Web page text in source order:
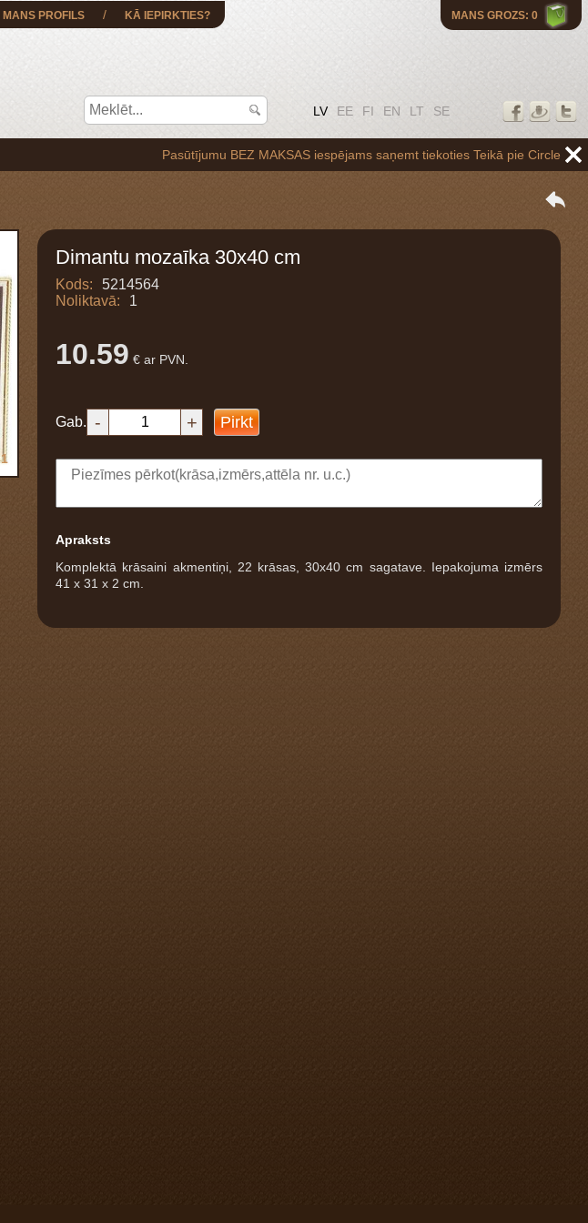
MANS GROZS: 0
LV EE FI EN LT SE
MANS PROFILS / KĀ IEPIRKTIES?
Pasūtījumu BEZ MAKSAS iespējams saņemt tiekoties Teikā pie Circle K
1
Dimantu mozaīka 30x40 cm
Kods:
5214564
Noliktavā:
1
10.59 € ar PVN.
Gab. - + Pirkt
Apraksts
Komplektā krāsaini akmentiņi, 22 krāsas, 30x40 cm sagatave. Iepakojuma izmērs
41 x 31 x 2 cm.